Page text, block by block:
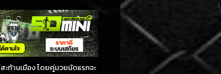
ท้านเมือง โดยคู่มวยนัดแรกจะ